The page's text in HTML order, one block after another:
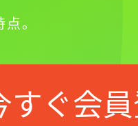
。
すぐ会